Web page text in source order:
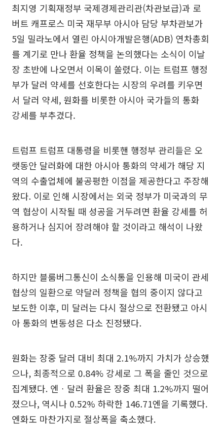
최지영 기획재정부 국제경제관리관(차관보급)과 로
버트 캐프로스 미국 재무부 아시아 담당 부차관보가
5일 밀라노에서 열린 아시아개발은행(ADB) 연차총회
를 계기로 만나 환율 정책을 논의했다는 소식이 이날
장 초반에 나오면서 이목이 쏠렸다. 이는 트럼프 행정
부가 달러 약세를 선호한다는 시장의 우려를 키우면
서 달러 약세, 원화를 비롯한 아시아 국가들의 통화
강세를 부추겼다.
트럼프 트럼프 대통령을 비롯핸 행정부 관리들은 오
랫동안 달러화에 대한 아시아 통화의 약세가 해당 지
역의 수출업체에 불공평한 이점을 제공한다고 주장해
왔다. 이로 인해 시장에서는 외국 정부가 미국과의 무
역 협상이 시작될 때 성공을 거두려면 환율 강세를 허
용하거나 심지어 장려해야 할 것이라고 해석이 나왔
다.
하지만 블룸버그통신이 소식통을 인용해 미국이 관세
협상의 일환으로 약달러 정책을 협의 중이지 않다고
보도한 이후, 미 달러는 다시 절상으로 전환됐고 아시
아 통화의 변동성은 다소 진정됐다.
원화는 장중 달러 대비 최대 2.1%까지 가치가 상승했
으나, 최종적으로 0.84% 강세로 그 폭을 줄인 것으로
집계됐다. 엔ㆍ달러 환율은 장중 최대 1.2%까지 떨어
졌으나, 역시나 0.52% 하락한 146.71엔을 기록했다.
엔화도 마찬가지로 절상폭을 축소했다.